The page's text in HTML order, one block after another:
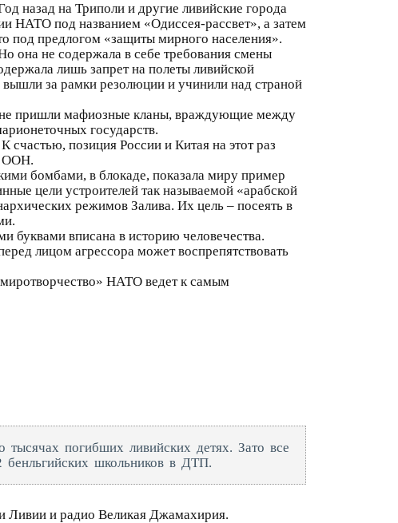
назад на Триполи и другие ливийские города
НАТО под названием «Одиссея-рассвет», а затем
под предлогом «защиты мирного населения».
она не содержала в себе требования смены
лишь запрет на полеты ливийской
за рамки резолюции и учинили над страной
пришли мафиозные кланы, враждующие между
государств.
позиция России и Китая на этот раз
ООН.
бомбами, в блокаде, показала миру пример
цели устроителей так называемой «арабской
режимов Залива. Их цель – посеять в
вписана в историю человечества.
лицом агрессора может воспрепятствовать
НАТО ведет к самым
погибших ливийских детях. Зато все
школьников в ДТП.
Ливии и радио Великая Джамахирия.